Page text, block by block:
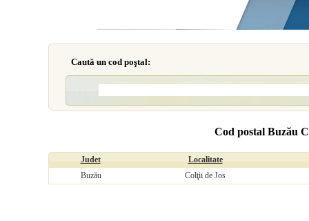
Caută un cod poştal:
Cod postal Buzău
Judet
Localitate
Buzău
Colţii de Jos